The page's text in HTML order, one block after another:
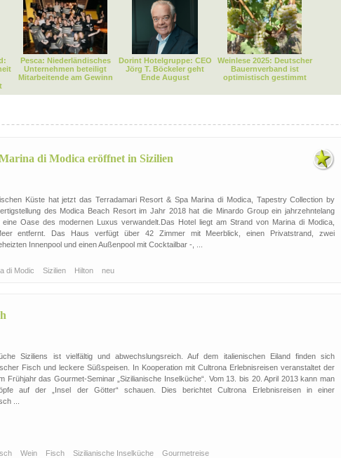
Pesca: Niederländisches
Unternehmen beteiligt
Mitarbeitende am Gewinn
Dorint Hotelgruppe: CEO
Jörg T. Böckeler geht
Ende August
Weinlese 2025: Deutscher
Bauernverband ist
optimistisch gestimmt
di Modica eröffnet in Sizilien
Küste hat jetzt das Terradamari Resort & Spa Marina di Modica, Tapestry Collection by
des Modica Beach Resort im Jahr 2018 hat die Minardo Group ein jahrzehntelang
Oase des modernen Luxus verwandelt.Das Hotel liegt am Strand von Marina di Modica,
entfernt. Das Haus verfügt über 42 Zimmer mit Meerblick, einen Privatstrand, zwei
Innenpool und einen Außenpool mit Cocktailbar -, ...
di Modic Sizilien Hilton neu
Siziliens ist vielfältig und abwechslungsreich. Auf dem italienischen Eiland finden sich
Fisch und leckere Süßspeisen. In Kooperation mit Cultrona Erlebnisreisen veranstaltet der
Frühjahr das Gourmet-Seminar „Sizilianische Inselküche“. Vom 13. bis 20. April 2013 kann man
auf der „Insel der Götter“ schauen. Dies berichtet Cultrona Erlebnisreisen in einer
...
Wein Fisch Sizilianische Inselküche Gourmetreise